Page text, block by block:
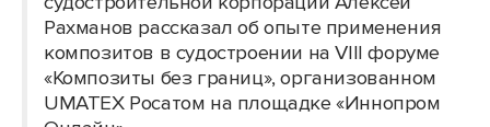
Рахманов рассказал об опыте применения
композитов в судостроении на VIII форуме
«Композиты без границ», организованном
UMATEX Росатом на площадке «Иннопром